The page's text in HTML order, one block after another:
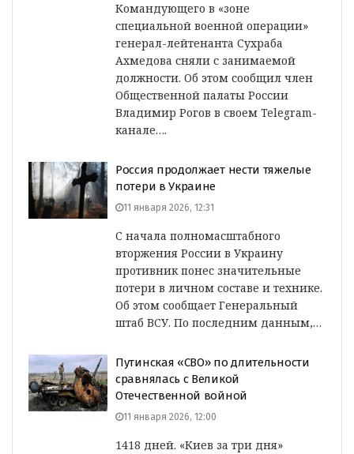
Командующего в «зоне
специальной военной операции»
генерал-лейтенанта Сухраба
Ахмедова сняли с занимаемой
должности. Об этом сообщил член
Общественной палаты России
Владимир Рогов в своем Telegram-
канале….
Россия продолжает нести тяжелые
потери в Украине
11 января 2026, 12:31
С начала полномасштабного
вторжения России в Украину
противник понес значительные
потери в личном составе и технике.
Об этом сообщает Генеральный
штаб ВСУ. По последним данным,…
Путинская «СВО» по длительности
сравнялась с Великой
Отечественной войной
11 января 2026, 12:00
1418 дней. «Киев за три дня»